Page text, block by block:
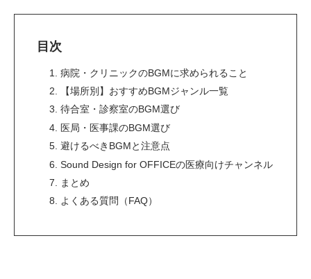
目次
1. 病院・クリニックのBGMに求められること
2. 【場所別】おすすめBGMジャンル一覧
3. 待合室・診察室のBGM選び
4. 医局・医事課のBGM選び
5. 避けるべきBGMと注意点
6. Sound Design for OFFICEの医療向けチャンネル
7. まとめ
8. よくある質問（FAQ）